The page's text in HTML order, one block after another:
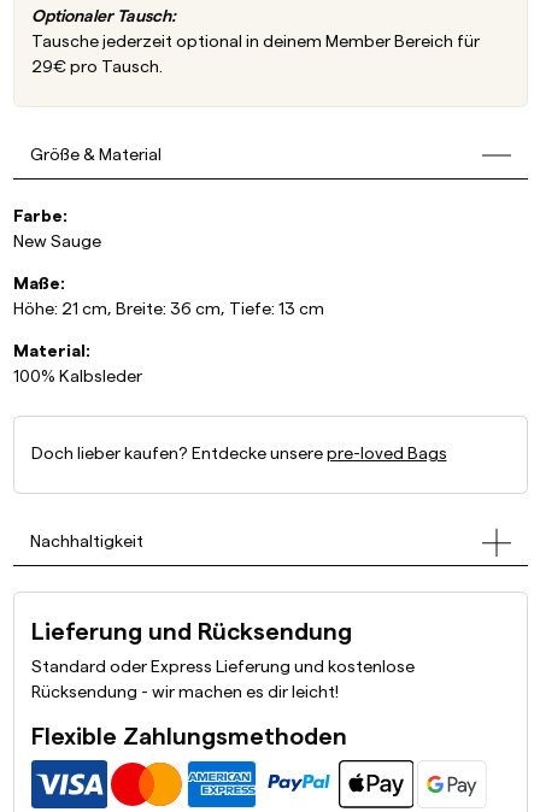
Optionaler Tausch:
Tausche jederzeit optional in deinem Member Bereich für
29€ pro Tausch.
Größe & Material
Farbe:
New Sauge
Maße:
Höhe: 21 cm, Breite: 36 cm, Tiefe: 13 cm
Material:
100% Kalbsleder
Doch lieber kaufen? Entdecke unsere pre-loved Bags
Nachhaltigkeit
Lieferung und Rücksendung
Standard oder Express Lieferung und kostenlose
Rücksendung - wir machen es dir leicht!
Flexible Zahlungsmethoden